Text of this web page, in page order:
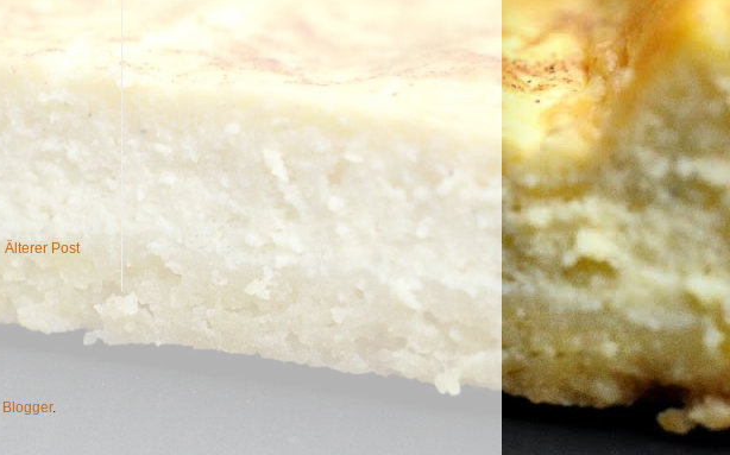
Älterer Post
Blogger.